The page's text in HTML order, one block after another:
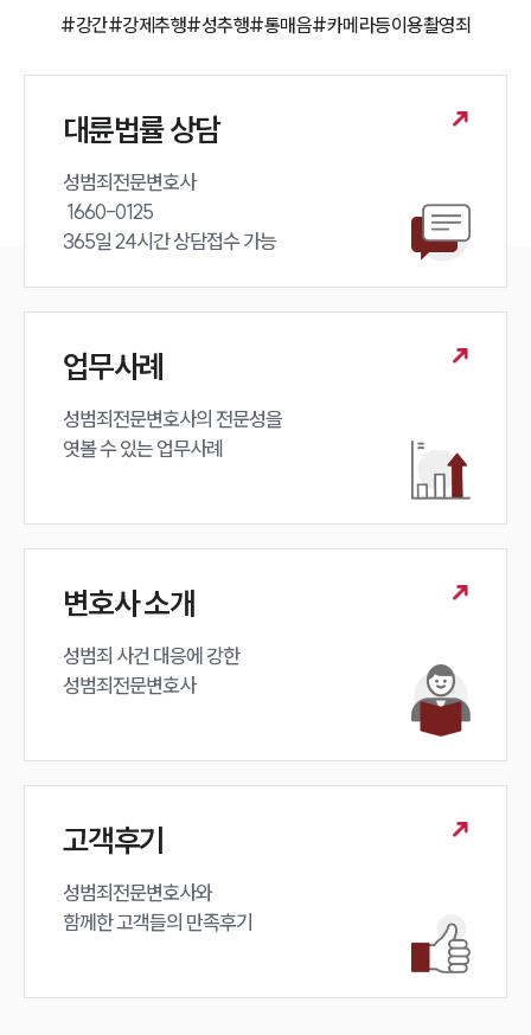
#강간#강제추행#성추행#통매음#카메라등이용촬영죄
대륜법률 상담
성범죄전문변호사
365일 24시간 상담접수 가능
업무사례
성범죄전문변호사의 전문성을
엿볼 수 있는 업무사례
변호사 소개
성범죄 사건 대응에 강한
성범죄전문변호사
고객후기
성범죄전문변호사와
함께한 고객들의 만족후기